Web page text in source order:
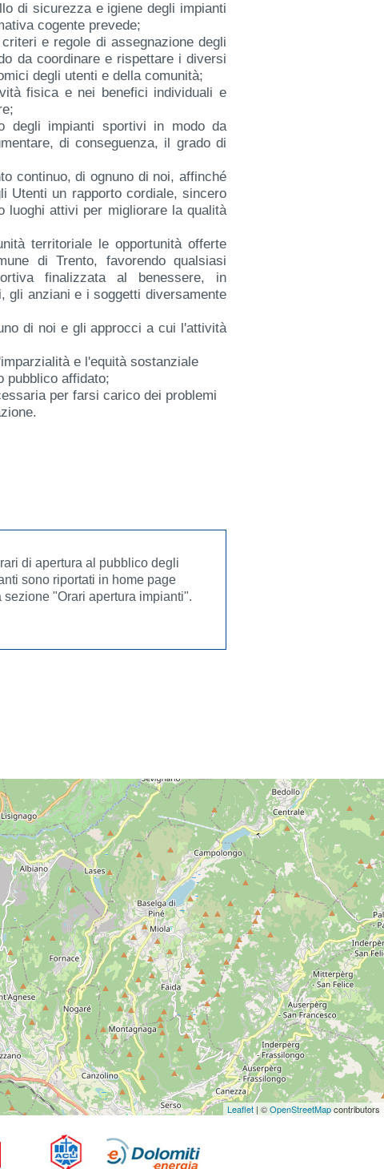
di sicurezza e igiene degli impianti
cogente prevede;
e regole di assegnazione degli
da coordinare e rispettare i diversi
degli utenti e della comunità;
fisica e nei benefici individuali e
degli impianti sportivi in modo da
di conseguenza, il grado di
continuo, di ognuno di noi, affinché
Utenti un rapporto cordiale, sincero
luoghi attivi per migliorare la qualità
territoriale le opportunità offerte
di Trento, favorendo qualsiasi
finalizzata al benessere, in
gli anziani e i soggetti diversamente
di noi e gli approcci a cui l'attività
e l'equità sostanziale
pubblico affidato;
per farsi carico dei problemi
di apertura al pubblico degli
sono riportati in home page
sezione "Orari apertura impianti".
Leaflet | ©OpenStreetMapcontributors